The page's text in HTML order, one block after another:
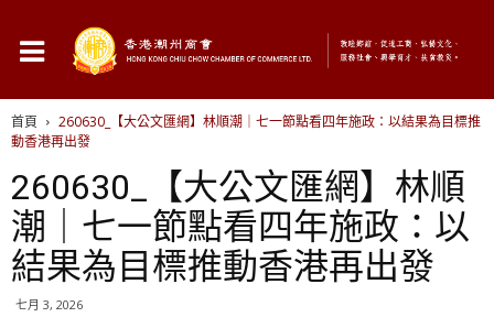
首頁
260630_【大公文匯網】林順潮｜七一節點看四年施政：以結果為目標推
動香港再出發
260630_【大公文匯網】林順
潮｜七一節點看四年施政：以
結果為目標推動香港再出發
七月 3, 2026